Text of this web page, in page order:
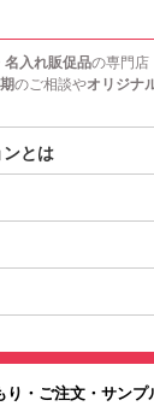
名入れ販促品の専門店
のご相談やオリジナ
ンとは
り・ご注文・サン